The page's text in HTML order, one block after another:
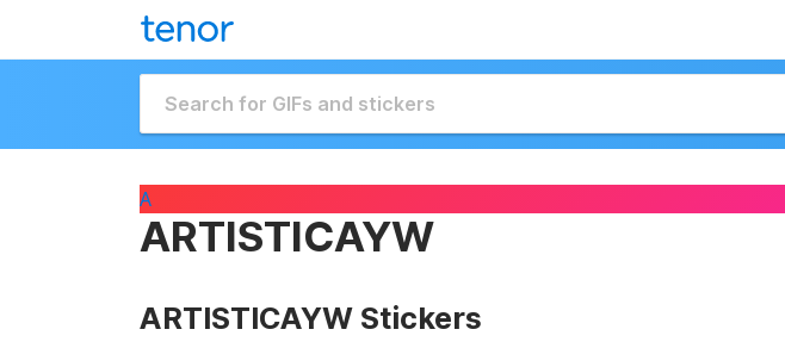
A
ARTISTICAYW
ARTISTICAYW Stickers